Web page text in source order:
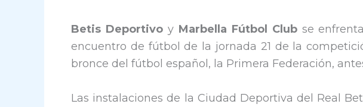
Betis Deportivo yMarbella Fútbol Club se
encuentro de fútbol de la jornada 21 de la
bronce del fútbol español, la Primera Federación,
Las instalaciones de la Ciudad Deportiva del Real